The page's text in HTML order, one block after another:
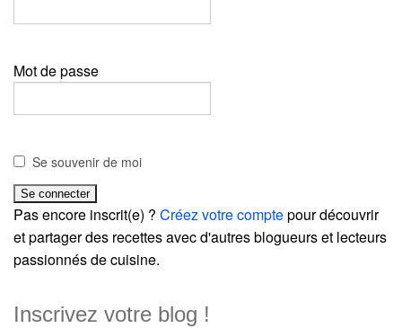
Mot de passe
Se souvenir de moi
Pas encore inscrit(e) ? Créez votre comptepour découvrir
et partager des recettes avec d'autres blogueurs et lecteurs
passionnés de cuisine.
Inscrivez votre blog !